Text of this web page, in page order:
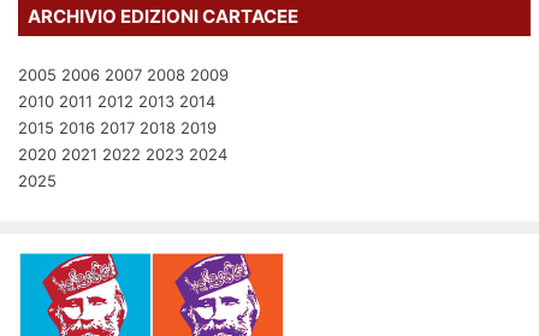
ARCHIVIO EDIZIONI CARTACEE
2005 2006 2007 2008 2009
2010 2011 2012 2013 2014
2015 2016 2017 2018 2019
2020 2021 2022 2023 2024
2025